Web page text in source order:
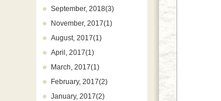
September, 2018(3)
November, 2017(1)
August, 2017(1)
April, 2017(1)
March, 2017(1)
February, 2017(2)
January, 2017(2)